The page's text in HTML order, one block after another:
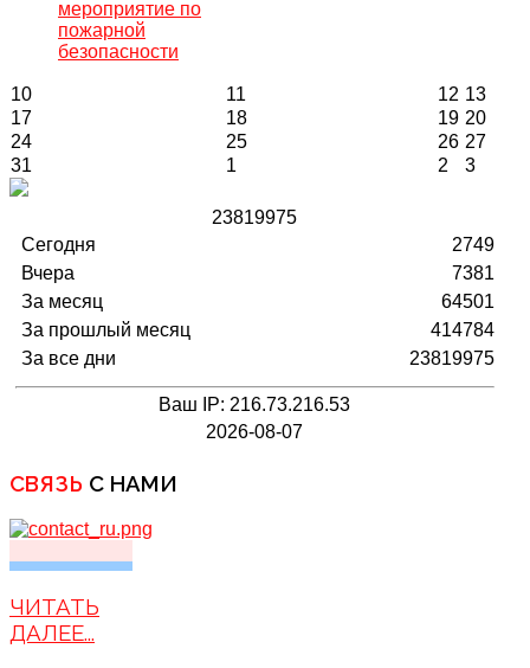
мероприятие по
пожарной
безопасности
10 11 12 13
17
18 19 20
24
25 26 27
31
1 2 3
23819975
Сегодня
Вчера
За месяц
За прошлый месяц
За все дни
2749
7381
64501
414784
23819975
Ваш IP: 216.73.216.53
2026-08-07
СВЯЗЬ С НАМИ
ЧИТАТЬ
ДАЛЕЕ...